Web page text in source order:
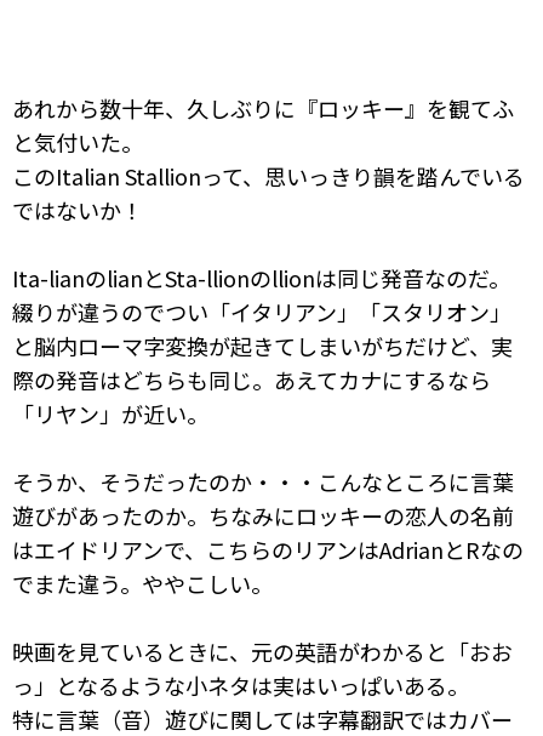
あれから数十年、久しぶりに『ロッキー』を観てふ
と気付いた。
このItalian Stallionって、思いっきり韻を踏んでいる
ではないか！
Ita-lianのlianとSta-llionのllionは同じ発音なのだ。
綴りが違うのでつい「イタリアン」「スタリオン」
と脳内ローマ字変換が起きてしまいがちだけど、実
際の発音はどちらも同じ。あえてカナにするなら
「リヤン」が近い。
そうか、そうだったのか・・・こんなところに言葉
遊びがあったのか。ちなみにロッキーの恋人の名前
はエイドリアンで、こちらのリアンはAdrianとRなの
でまた違う。ややこしい。
映画を見ているときに、元の英語がわかると「おお
っ」となるような小ネタは実はいっぱいある。
特に言葉（音）遊びに関しては字幕翻訳ではカバー